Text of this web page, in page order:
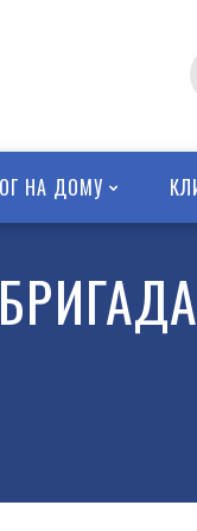
НА ДОМУ